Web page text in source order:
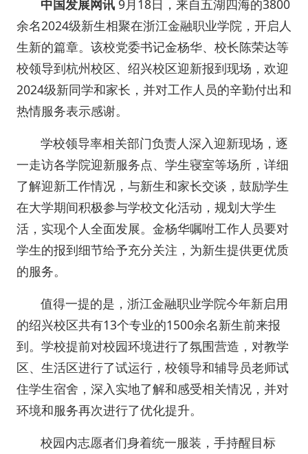
中国发展网讯 9月18日，来自五湖四海的3800
余名2024级新生相聚在浙江金融职业学院，开启人
生新的篇章。该校党委书记金杨华、校长陈荣达等
校领导到杭州校区、绍兴校区迎新报到现场，欢迎
2024级新同学和家长，并对工作人员的辛勤付出和
热情服务表示感谢。
学校领导率相关部门负责人深入迎新现场，逐
一走访各学院迎新服务点、学生寝室等场所，详细
了解迎新工作情况，与新生和家长交谈，鼓励学生
在大学期间积极参与学校文化活动，规划大学生
活，实现个人全面发展。金杨华嘱咐工作人员要对
学生的报到细节给予充分关注，为新生提供更优质
的服务。
值得一提的是，浙江金融职业学院今年新启用
的绍兴校区共有13个专业的1500余名新生前来报
到。学校提前对校园环境进行了氛围营造，对教学
区、生活区进行了试运行，校领导和辅导员老师试
住学生宿舍，深入实地了解和感受相关情况，并对
环境和服务再次进行了优化提升。
校园内志愿者们身着统一服装，手持醒目标